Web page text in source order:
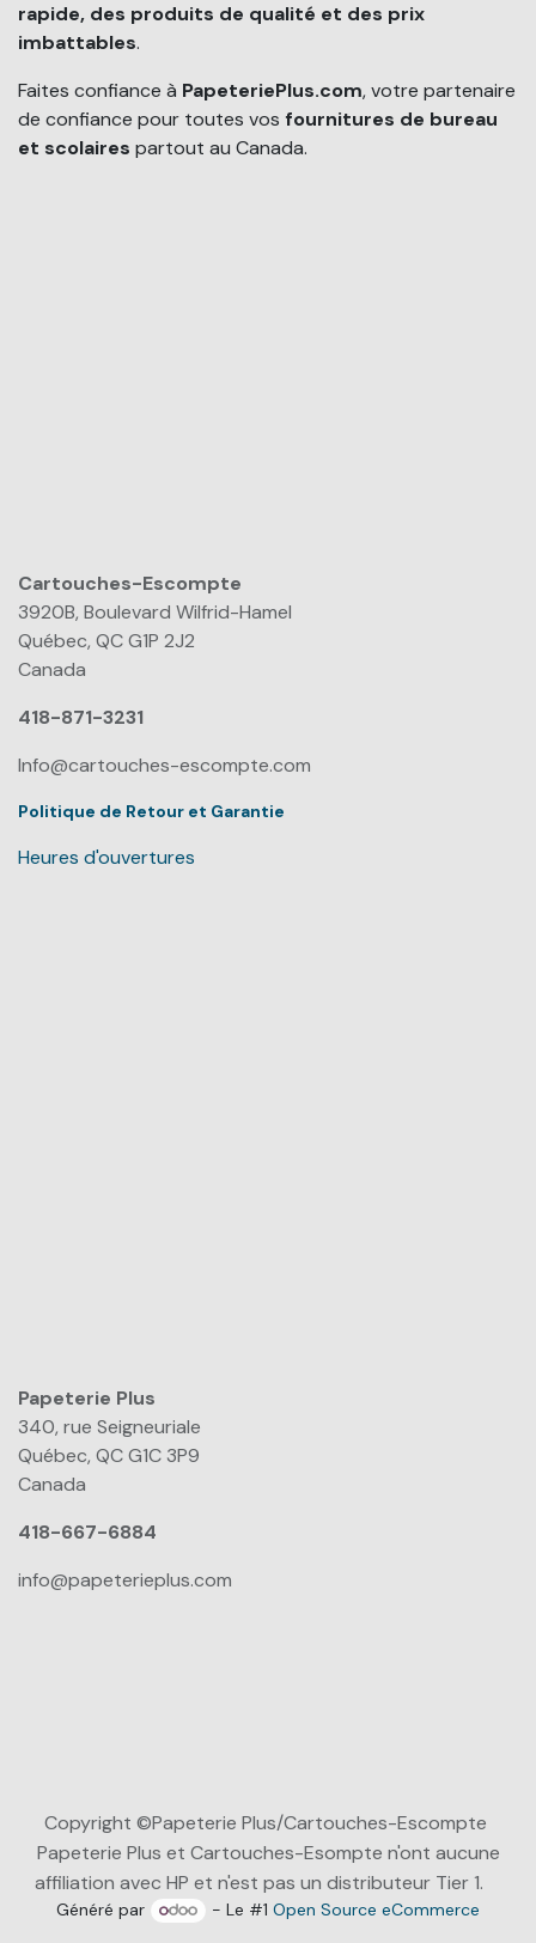
rapide, des produits de qualité et des prix
imbattables.
Faites confiance à PapeteriePlus.com, votre partenaire
de confiance pour toutes vos fournitures de bureau
et scolaires partout au Canada.
Cartouches-Escompte
3920B, Boulevard Wilfrid-Hamel
Québec, QC G1P 2J2
Canada
418-871-3231
Info@cartouches-escompte.com
Politique de Retour et Garantie
Heures d'ouvertures
Papeterie Plus​
340, rue Seigneuriale
Québec, QC G1C 3P9
Canada
418-667-6884
info@papeterieplus.com
Copyright ©Papeterie Plus/Cartouches-Escompte
Papeterie Plus et Cartouches-Esompte n'ont aucune
affiliation avec HP et n'est pas un distributeur Tier 1.
Généré par - Le #1Open Source eCommerce